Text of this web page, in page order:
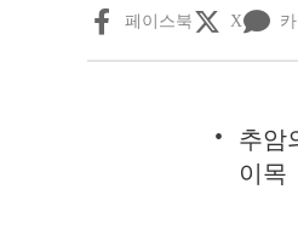
페이스북 X
추암
이목